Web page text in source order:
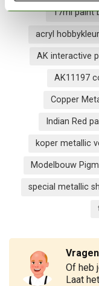
17ml paint
acryl hobbykleur
AK interactive
AK11197
Copper
Indian Red
koper metallic
Modelbouw
special metallic
Of heb
Laat